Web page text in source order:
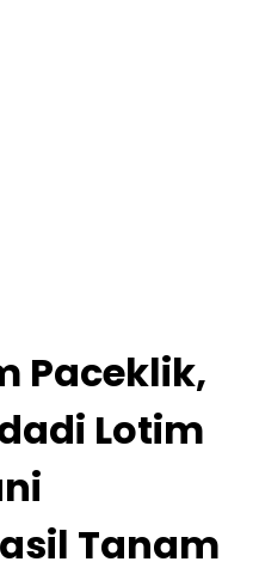
Paceklik,
Lotim
Tanam